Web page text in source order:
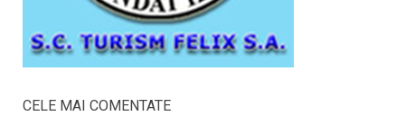
CELE MAI COMENTATE